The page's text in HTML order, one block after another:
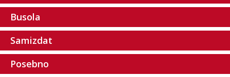
Busola
Samizdat
Posebno